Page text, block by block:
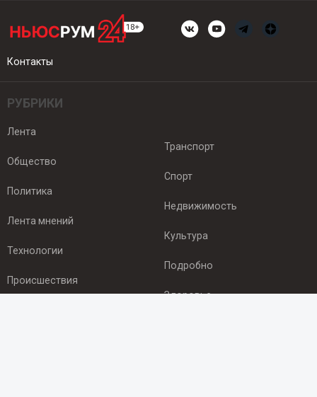
Контакты
РУБРИКИ
Лента
Общество
Политика
Лента мнений
Технологии
Происшествия
Транспорт
Спорт
Недвижимость
Культура
Подробно
Здоровье